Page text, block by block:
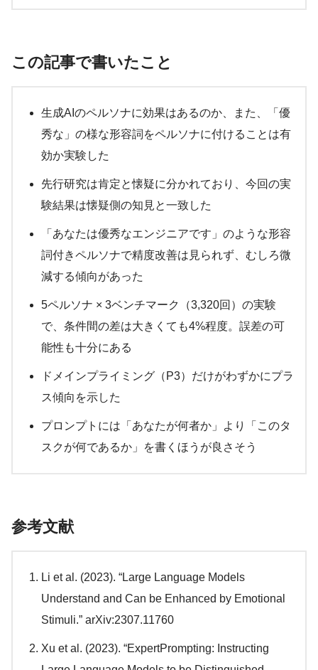
この記事で書いたこと
生成AIのペルソナに効果はあるのか、また、「優
秀な」の様な形容詞をペルソナに付けることは有
効か実験した
先行研究は肯定と懐疑に分かれており、今回の実
験結果は懐疑側の知見と一致した
「あなたは優秀なエンジニアです」のような形容
詞付きペルソナで精度改善は見られず、むしろ微
減する傾向があった
5ペルソナ × 3ベンチマーク（3,320回）の実験
で、条件間の差は大きくても4%程度。誤差の可
能性も十分にある
ドメインプライミング（P3）だけがわずかにプラ
ス傾向を示した
プロンプトには「あなたが何者か」より「このタ
スクが何であるか」を書くほうが良さそう
参考文献
Li et al. (2023). “Large Language Models
Understand and Can be Enhanced by Emotional
Stimuli.” arXiv:2307.11760
Xu et al. (2023). “ExpertPrompting: Instructing